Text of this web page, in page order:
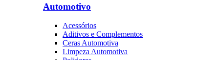
Automotivo
Acessórios
Aditivos e Complementos
Ceras Automotiva
Limpeza Automotiva